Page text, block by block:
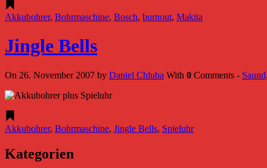
Akkubohrer, Bohrmaschine, Bosch, burnout, Makita
Jingle Bells
On 26. November 2007 by Daniel Chluba With 0 Comments - Saund,
Akkubohrer, Bohrmaschine, Jingle Bells, Spieluhr
Kategorien